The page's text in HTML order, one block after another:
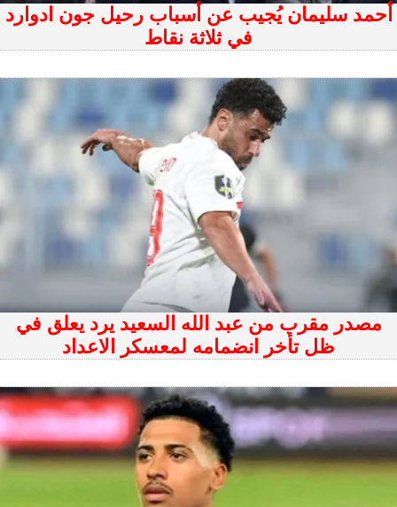
أحمد سليمان يُجيب عن أسباب رحيل جون ادوارد
في ثلاثة نقاط
مصدر مقرب من عبد الله السعيد يرد يعلق في
ظل تأخر انضمامه لمعسكر الاعداد